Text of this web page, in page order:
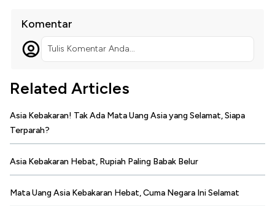
Komentar
Tulis Komentar Anda...
Related Articles
Asia Kebakaran! Tak Ada Mata Uang Asia yang Selamat, Siapa
Terparah?
Asia Kebakaran Hebat, Rupiah Paling Babak Belur
Mata Uang Asia Kebakaran Hebat, Cuma Negara Ini Selamat